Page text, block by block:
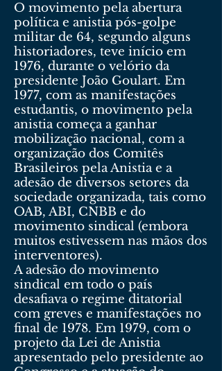
O movimento pela abertura
política e anistia pós-golpe
militar de 64, segundo alguns
historiadores, teve início em
1976, durante o velório da
presidente João Goulart. Em
1977, com as manifestações
estudantis, o movimento pela
anistia começa a ganhar
mobilização nacional, com a
organização dos Comitês
Brasileiros pela Anistia e a
adesão de diversos setores da
sociedade organizada, tais como
OAB, ABI, CNBB e do
movimento sindical (embora
muitos estivessem nas mãos dos
interventores).
A adesão do movimento
sindical em todo o país
desafiava o regime ditatorial
com greves e manifestações no
final de 1978. Em 1979, com o
projeto da Lei de Anistia
apresentado pelo presidente ao